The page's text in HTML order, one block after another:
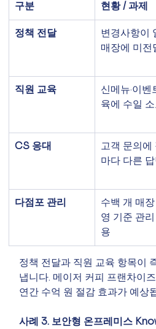
구분 현황 / 과제
정책 전달
변경사항이
매장에 미전
직원 교육
신메뉴·이벤
육에 수일
CS 응대
고객 문의에
마다 다른
다점포 관리
수백 개 매
영 기준 관
용
정책 전달과 직원 교육 항목이
냅니다. 메이저 커피 프랜차이
연간 수억 원 절감 효과가 예상
사례 3. 보안형 온프레미스